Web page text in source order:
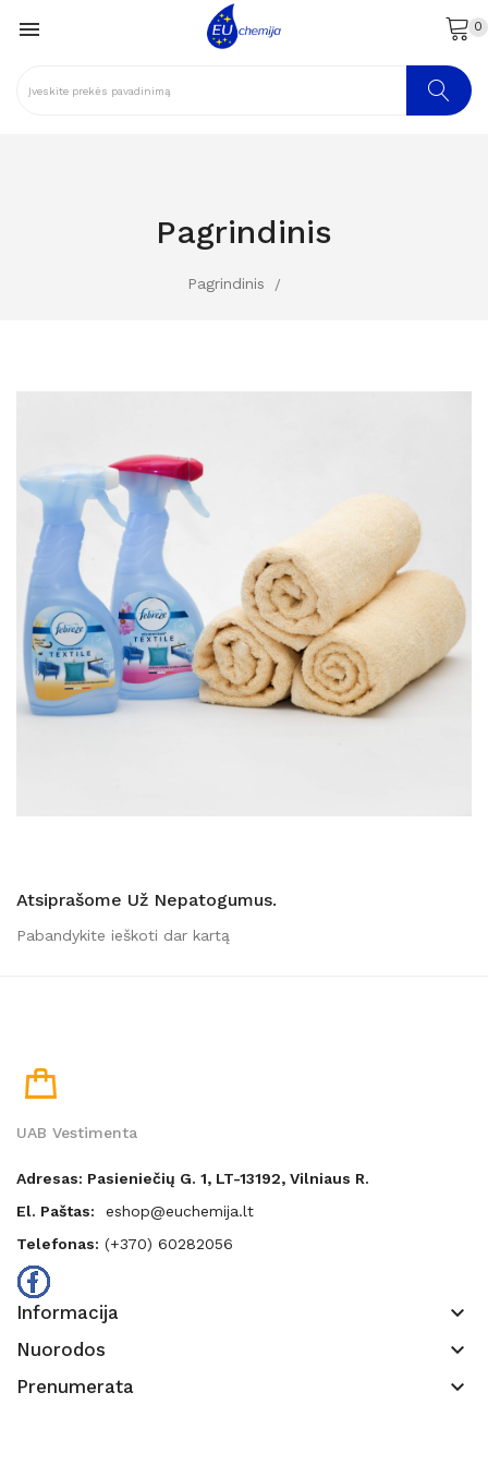
 0
Pagrindinis
Pagrindinis
Atsiprašome Už Nepatogumus.
Pabandykite ieškoti dar kartą
UAB Vestimenta
Adresas: Pasieniečių G. 1, LT-13192, Vilniaus R.
El. Paštas:
eshop@euchemija.lt
Telefonas: (+370) 60282056
Informacija keyboard_arrow_down
Nuorodos keyboard_arrow_down
Prenumerata keyboard_arrow_down